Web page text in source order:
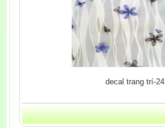
decal trang trí-24